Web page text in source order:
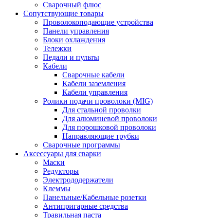
Сварочный флюс
Сопутствующие товары
Проволокоподающие устройства
Панели управления
Блоки охлаждения
Тележки
Педали и пульты
Кабели
Сварочные кабели
Кабели заземления
Кабели управления
Ролики подачи проволоки (MIG)
Для стальной проволки
Для алюминевой проволоки
Для порошковой проволоки
Направляющие трубки
Сварочные программы
Аксессуары для сварки
Маски
Редукторы
Электрододержатели
Клеммы
Панельные/Кабельные розетки
Антипригарные средства
Травильная паста